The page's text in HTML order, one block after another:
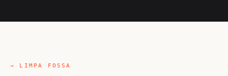
→ LIMPA FOSSA